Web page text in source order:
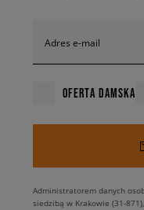
Adres e-mail
OFERTA DAMSKA
Administratorem danych
siedzibą w Krakowie (31-